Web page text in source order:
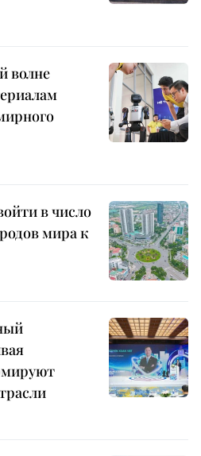
волне
в число
мира к